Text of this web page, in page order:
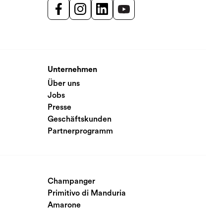
Unternehmen
Über uns
Jobs
Presse
Geschäftskunden
Partnerprogramm
Champanger
Primitivo di Manduria
Amarone